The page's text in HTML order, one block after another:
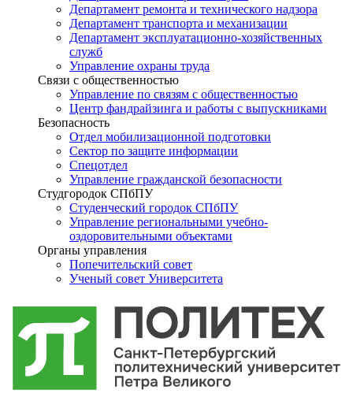
Департамент ремонта и технического надзора
Департамент транспорта и механизации
Департамент эксплуатационно-хозяйственных
служб
Управление охраны труда
Связи с общественностью
Управление по связям с общественностью
Центр фандрайзинга и работы с выпускниками
Безопасность
Отдел мобилизационной подготовки
Сектор по защите информации
Спецотдел
Управление гражданской безопасности
Студгородок СПбПУ
Студенческий городок СПбПУ
Управление региональными учебно-
оздоровительными объектами
Органы управления
Попечительский совет
Ученый совет Университета